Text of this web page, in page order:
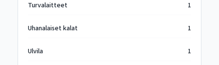
Turvalaitteet 1
Uhanalaiset kalat 1
Ulvila 1